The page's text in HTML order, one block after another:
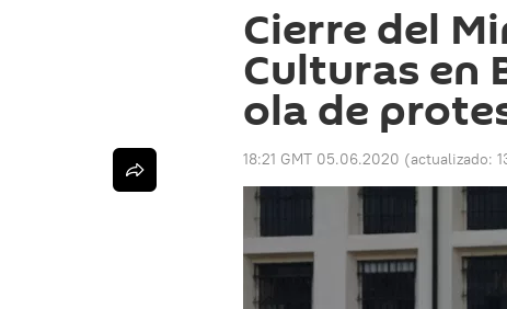
Cierre del
Culturas en
ola de
18:21 GMT 05.06.2020 (actualizado: